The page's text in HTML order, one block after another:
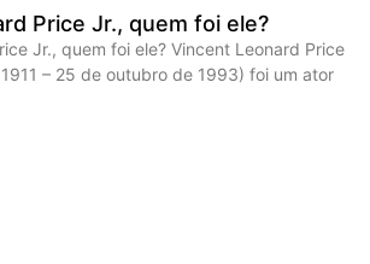
Price Jr., quem foi ele?
Jr., quem foi ele? Vincent Leonard Price
– 25 de outubro de 1993) foi um ator